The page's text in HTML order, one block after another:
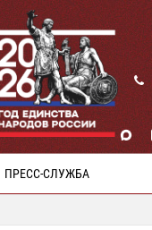
ПРЕСС-СЛУЖБА